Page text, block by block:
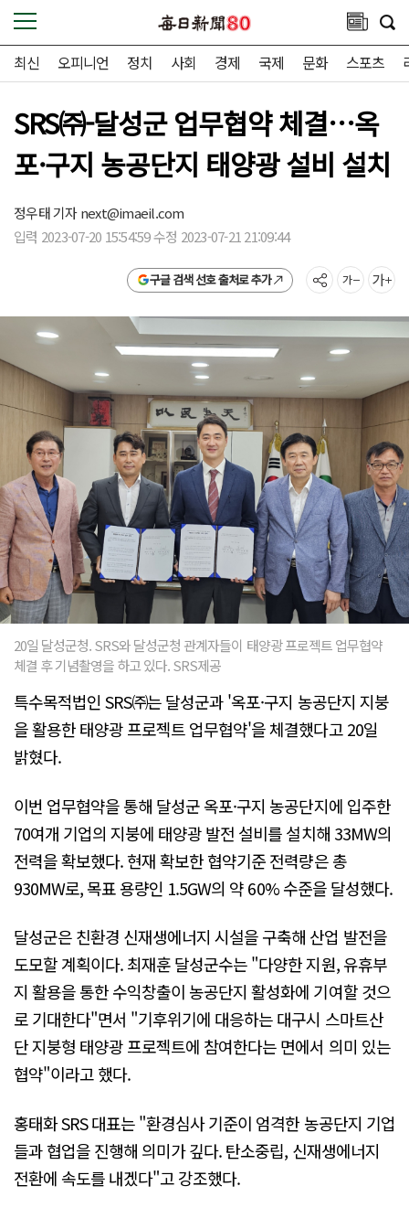
최신 오피니언 정치 사회 경제 국제 문화 스포츠
SRS㈜-달성군 업무협약 체결…옥
포·구지 농공단지 태양광 설비 설치
정우태 기자next@imaeil.com
입력 2023-07-20 15:54:59 수정 2023-07-21 21:09:44
구글 검색 선호 출처로 추가
20일 달성군청. SRS와 달성군청 관계자들이 태양광 프로젝트 업무협약
체결 후 기념촬영을 하고 있다. SRS제공
특수목적법인 SRS㈜는 달성군과 '옥포·구지 농공단지 지붕
을 활용한 태양광 프로젝트 업무협약'을 체결했다고 20일
밝혔다.
이번 업무협약을 통해 달성군 옥포·구지 농공단지에 입주한
70여개 기업의 지붕에 태양광 발전 설비를 설치해 33MW의
전력을 확보했다. 현재 확보한 협약기준 전력량은 총
930MW로, 목표 용량인 1.5GW의 약 60% 수준을 달성했다.
달성군은 친환경 신재생에너지 시설을 구축해 산업 발전을
도모할 계획이다. 최재훈 달성군수는 "다양한 지원, 유휴부
지 활용을 통한 수익창출이 농공단지 활성화에 기여할 것으
로 기대한다"면서 "기후위기에 대응하는 대구시 스마트산
단 지붕형 태양광 프로젝트에 참여한다는 면에서 의미 있는
협약"이라고 했다.
홍태화 SRS 대표는 "환경심사 기준이 엄격한 농공단지 기업
들과 협업을 진행해 의미가 깊다. 탄소중립, 신재생에너지
전환에 속도를 내겠다"고 강조했다.